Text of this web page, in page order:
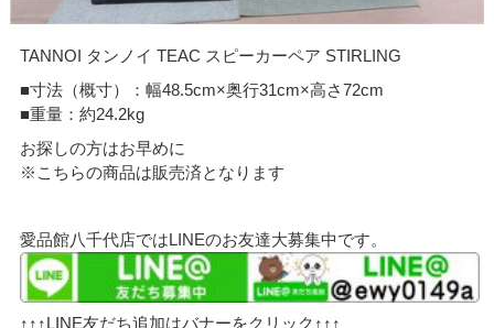
TANNOI タンノイ TEAC スピーカーペア STIRLING
■寸法（概寸）：幅48.5cm×奥行31cm×高さ72cm
■重量：約24.2kg
お探しの方はお早めに
※こちらの商品は販売済となります
愛品館八千代店ではLINEのお友達大募集中です。
↑↑↑LINE友だち追加はバナーをクリック↑↑↑